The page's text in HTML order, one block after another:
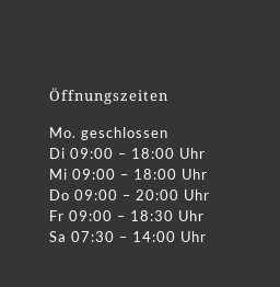
Öffnungszeiten
Mo. geschlossen
Di 09:00 – 18:00 Uhr
Mi 09:00 – 18:00 Uhr
Do 09:00 – 20:00 Uhr
Fr 09:00 – 18:30 Uhr
Sa 07:30 – 14:00 Uhr